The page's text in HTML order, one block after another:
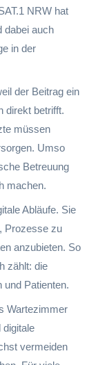
NRW hat
dabei auch
in der
der Beitrag ein
direkt betrifft.
müssen
Umso
Betreuung
machen.
Abläufe. Sie
Prozesse zu
anzubieten. So
zählt: die
und Patienten.
Wartezimmer
digitale
vermeiden